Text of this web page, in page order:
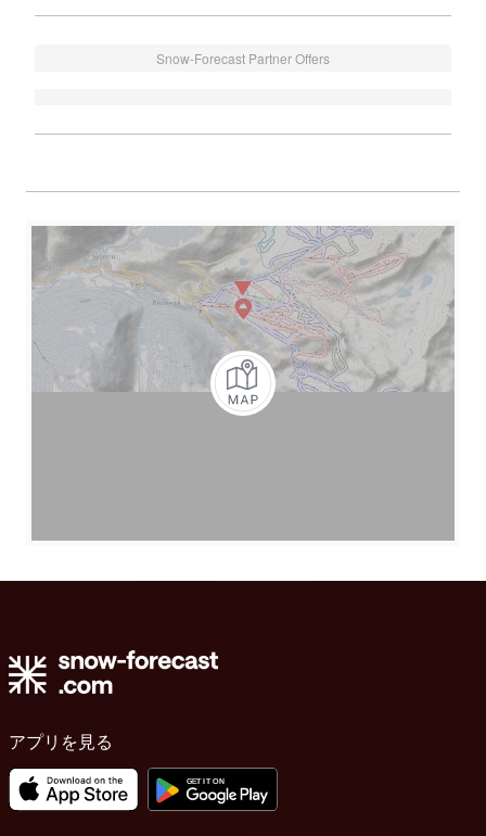
Snow-Forecast Partner Offers
アプリを見る